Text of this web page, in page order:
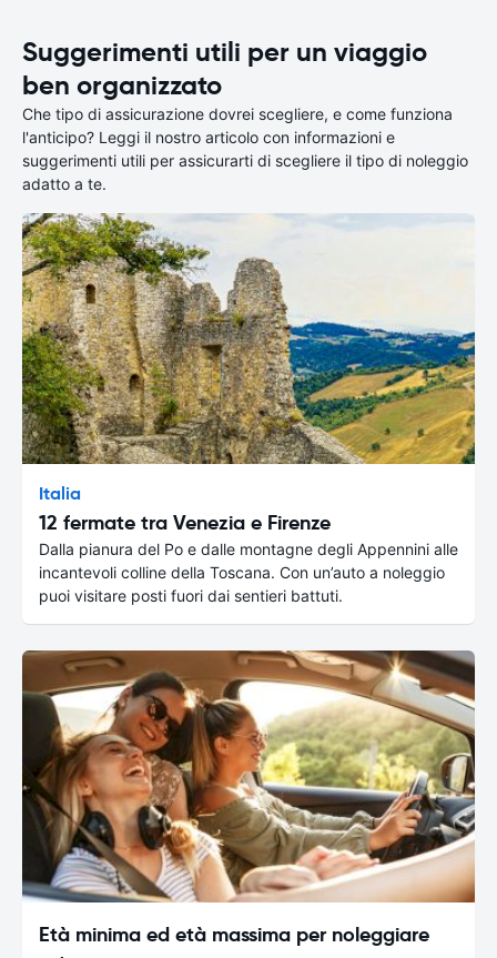
Suggerimenti utili per un viaggio
ben organizzato
Che tipo di assicurazione dovrei scegliere, e come funziona
l'anticipo? Leggi il nostro articolo con informazioni e
suggerimenti utili per assicurarti di scegliere il tipo di noleggio
adatto a te.
Italia
12 fermate tra Venezia e Firenze
Dalla pianura del Po e dalle montagne degli Appennini alle
incantevoli colline della Toscana. Con un’auto a noleggio
puoi visitare posti fuori dai sentieri battuti.
Età minima ed età massima per noleggiare